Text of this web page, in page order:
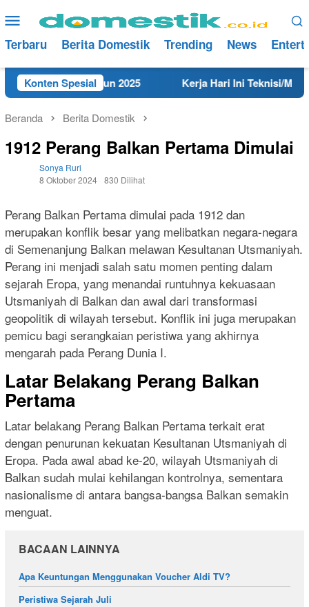
ke
konten
Menu
Mobile
Terbaru Berita Domestik Trending News
Konten Spesial
Tahun 2025 Kerja Hari Ini Teknisi/Mekanik
Beranda Berita Domestik
1912 Perang Balkan Pertama Dimulai
Sonya Ruri
8 Oktober 2024 830 Dilihat
Perang Balkan Pertama dimulai pada 1912 dan
merupakan konflik besar yang melibatkan negara-negara
di Semenanjung Balkan melawan Kesultanan Utsmaniyah.
Perang ini menjadi salah satu momen penting dalam
sejarah Eropa, yang menandai runtuhnya kekuasaan
Utsmaniyah di Balkan dan awal dari transformasi
geopolitik di wilayah tersebut. Konflik ini juga merupakan
pemicu bagi serangkaian peristiwa yang akhirnya
mengarah pada Perang Dunia I.
Latar Belakang Perang Balkan
Pertama
Latar belakang Perang Balkan Pertama terkait erat
dengan penurunan kekuatan Kesultanan Utsmaniyah di
Eropa. Pada awal abad ke-20, wilayah Utsmaniyah di
Balkan sudah mulai kehilangan kontrolnya, sementara
nasionalisme di antara bangsa-bangsa Balkan semakin
menguat.
BACAAN LAINNYA
Apa Keuntungan Menggunakan Voucher Aldi TV?
Peristiwa Sejarah Juli